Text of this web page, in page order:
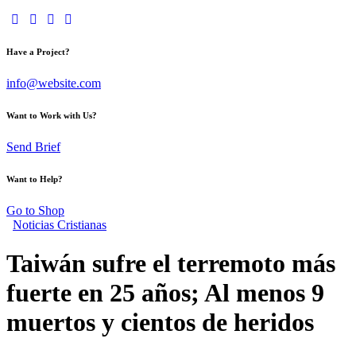
Have a Project?
info@website.com
Want to Work with Us?
Send Brief
Want to Help?
Go to Shop
Noticias Cristianas
Taiwán sufre el terremoto más
fuerte en 25 años; Al menos 9
muertos y cientos de heridos